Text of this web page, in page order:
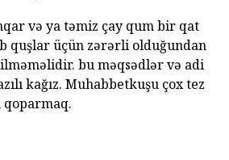
və ya təmiz çay qum bir qat
quşlar üçün zərərli olduğundan
bu məqsədlər və adi
kağız. Muhabbetkuşu çox tez